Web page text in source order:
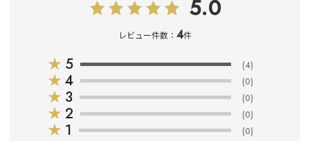
5.0
レビュー件数： 4件
★ 5 (4)
★ 4 (0)
★ 3 (0)
★ 2 (0)
★ 1 (0)